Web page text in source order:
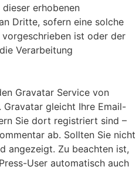
erhobenen
Dritte, sofern eine solche
ist oder der
Verarbeitung
Gravatar Service von
gleicht Ihre Email-
Sie dort registriert sind –
ab. Sollten Sie nicht
angezeigt. Zu beachten ist,
User automatisch auch